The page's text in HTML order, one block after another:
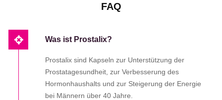
FAQ
Was ist Prostalix?
Prostalix sind Kapseln zur Unterstützung der
Prostatagesundheit, zur Verbesserung des
Hormonhaushalts und zur Steigerung der Energie
bei Männern über 40 Jahre.